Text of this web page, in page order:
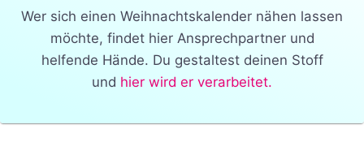
Wer sich einen Weihnachtskalender nähen lassen
möchte, findet hier Ansprechpartner und
helfende Hände. Du gestaltest deinen Stoff
und hier wird er verarbeitet.